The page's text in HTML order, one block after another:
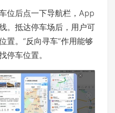
位后点一下导航栏，App
。抵达停车场后，用户可
置。“反向寻车”作用能够
停车位置。